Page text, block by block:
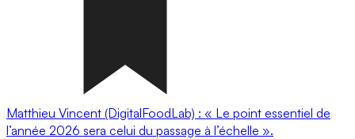
Matthieu Vincent (DigitalFoodLab) : « Le point essentiel de
l’année 2026 sera celui du passage à l’échelle ».